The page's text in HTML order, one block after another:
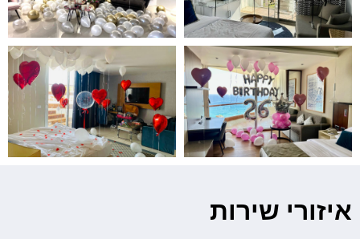
איזורי שירות